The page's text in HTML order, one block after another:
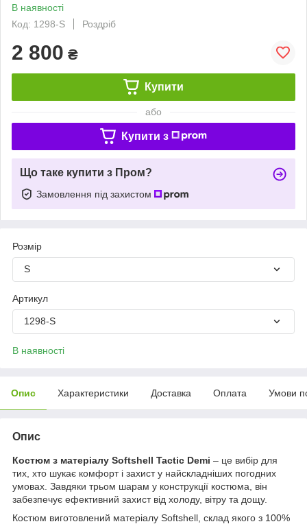
В наявності
Код: 1298-S
Роздріб
2 800 ₴
Купити
або
Купити з
Що таке купити з Пром?
Замовлення під захистом
Розмір
S
Артикул
1298-S
В наявності
Опис Характеристики Доставка Оплата Умови
Опис
Костюм з матеріалу Softshell Tactic Demi – це вибір для
тих, хто шукає комфорт і захист у найскладніших погодних
умовах. Завдяки трьом шарам у конструкції костюма, він
забезпечує ефективний захист від холоду, вітру та дощу.
Костюм виготовлений матеріалу Softshell, склад якого з 100%